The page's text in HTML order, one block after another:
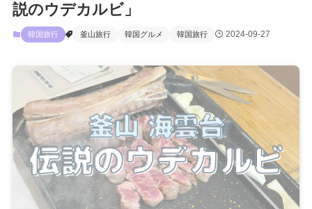
説のウデカルビ」
韓国旅行 釜山旅行 韓国グルメ 韓国旅行 2024-09-27